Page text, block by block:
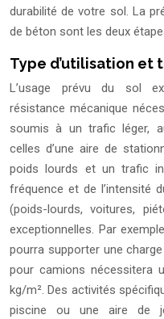
durabilité de votre sol. La
de béton sont les deux
Type d’utilisation et
L’usage prévu du sol
résistance mécanique
soumis à un trafic léger,
celles d’une aire de
poids lourds et un trafic
fréquence et de l’intensité
(poids-lourds, voitures,
exceptionnelles. Par
pourra supporter une
pour camions nécessitera
kg/m². Des activités
piscine ou une aire de